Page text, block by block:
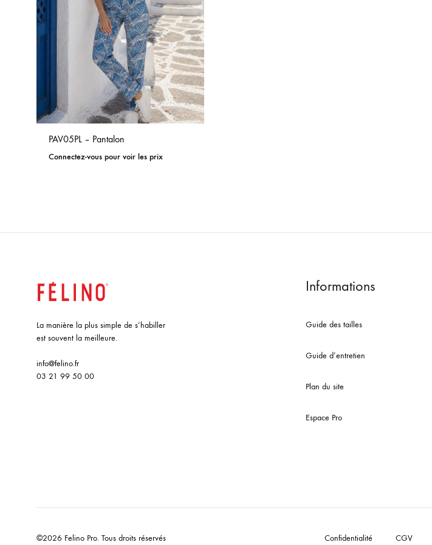
PAV05PL – Pantalon
Connectez-vous pour voir les prix
La manière la plus simple de s’habiller
est souvent la meilleure.
info@felino.fr
03 21 99 50 00
Informations
Guide des tailles
Guide d’entretien
Plan du site
Espace Pro
©2026 Felino Pro. Tous droits réservés Confidentialité CGV